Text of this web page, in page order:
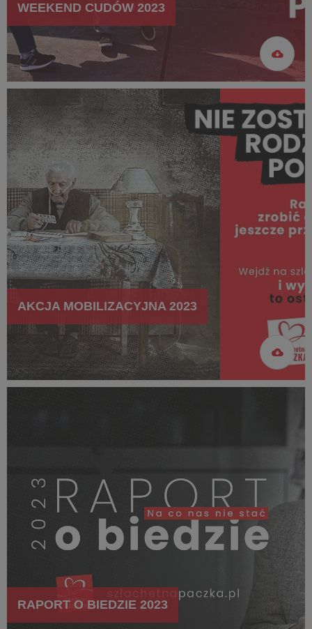
WEEKEND CUDÓW 2023
AKCJA MOBILIZACYJNA 2023
RAPORT O BIEDZIE 2023